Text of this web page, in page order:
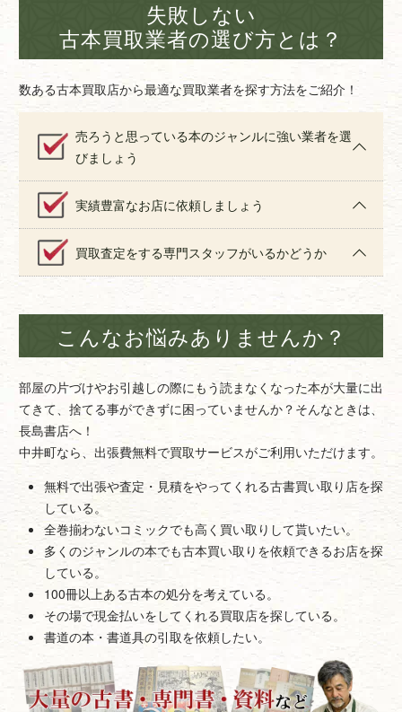
失敗しない
古本買取業者の選び方とは？
数ある古本買取店から最適な買取業者を探す方法をご紹介！
売ろうと思っている本のジャンルに強い業者を選
びましょう
実績豊富なお店に依頼しましょう
買取査定をする専門スタッフがいるかどうか
こんなお悩みありませんか？
部屋の片づけやお引越しの際にもう読まなくなった本が大量に出
てきて、捨てる事ができずに困っていませんか？そんなときは、
長島書店へ！
中井町なら、出張費無料で買取サービスがご利用いただけます。
無料で出張や査定・見積をやってくれる古書買い取り店を探
している。
全巻揃わないコミックでも高く買い取りして貰いたい。
多くのジャンルの本でも古本買い取りを依頼できるお店を探
している。
100冊以上ある古本の処分を考えている。
その場で現金払いをしてくれる買取店を探している。
書道の本・書道具の引取を依頼したい。